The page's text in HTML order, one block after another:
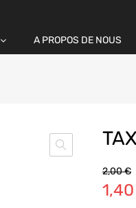
A PROPOS DE NOUS
2,00€
1,40